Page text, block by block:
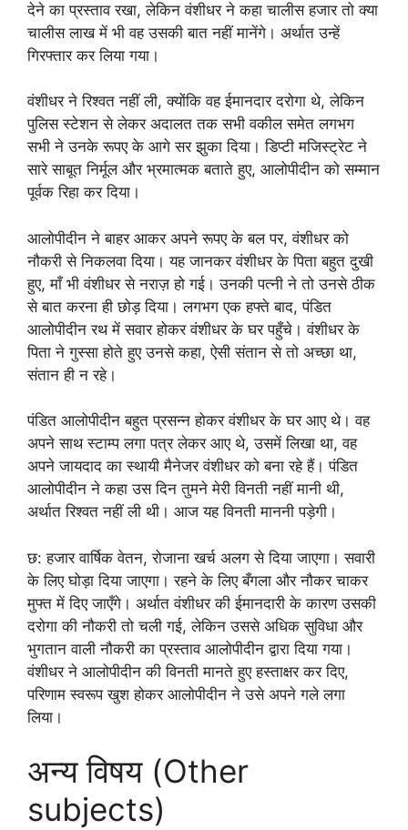
देने का प्रस्ताव रखा, लेकिन वंशीधर ने कहा चालीस हजार तो क्या
चालीस लाख में भी वह उसकी बात नहीं मानेंगे। अर्थात उन्हें
गिरफ्तार कर लिया गया।
वंशीधर ने रिश्वत नहीं ली, क्योंकि वह ईमानदार दरोगा थे, लेकिन
पुलिस स्टेशन से लेकर अदालत तक सभी वकील समेत लगभग
सभी ने उनके रूपए के आगे सर झुका दिया। डिप्टी मजिस्ट्रेट ने
सारे साबूत निर्मूल और भ्रमात्मक बताते हुए, आलोपीदीन को सम्मान
पूर्वक रिहा कर दिया।
आलोपीदीन ने बाहर आकर अपने रूपए के बल पर, वंशीधर को
नौकरी से निकलवा दिया। यह जानकर वंशीधर के पिता बहुत दुखी
हुए, माँ भी वंशीधर से नराज़ हो गई। उनकी पत्नी ने तो उनसे ठीक
से बात करना ही छोड़ दिया। लगभग एक हफ्ते बाद, पंडित
आलोपीदीन रथ में सवार होकर वंशीधर के घर पहुँचे। वंशीधर के
पिता ने गुस्सा होते हुए उनसे कहा, ऐसी संतान से तो अच्छा था,
संतान ही न रहे।
पंडित आलोपीदीन बहुत प्रसन्न होकर वंशीधर के घर आए थे। वह
अपने साथ स्टाम्प लगा पत्र लेकर आए थे, उसमें लिखा था, वह
अपने जायदाद का स्थायी मैनेजर वंशीधर को बना रहे हैं। पंडित
आलोपीदीन ने कहा उस दिन तुमने मेरी विनती नहीं मानी थी,
अर्थात रिश्वत नहीं ली थी। आज यह विनती माननी पड़ेगी।
छ: हजार वार्षिक वेतन, रोजाना खर्च अलग से दिया जाएगा। सवारी
के लिए घोड़ा दिया जाएगा। रहने के लिए बँगला और नौकर चाकर
मुफ्त में दिए जाएँगे। अर्थात वंशीधर की ईमानदारी के कारण उसकी
दरोगा की नौकरी तो चली गई, लेकिन उससे अधिक सुविधा और
भुगतान वाली नौकरी का प्रस्ताव आलोपीदीन द्वारा दिया गया।
वंशीधर ने आलोपीदीन की विनती मानते हुए हस्ताक्षर कर दिए,
परिणाम स्वरूप खुश होकर आलोपीदीन ने उसे अपने गले लगा
लिया।
अन्य विषय (Other
subjects)